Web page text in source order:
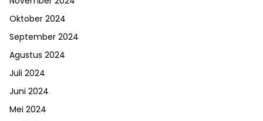
Oktober 2024
September 2024
Agustus 2024
Juli 2024
Juni 2024
Mei 2024